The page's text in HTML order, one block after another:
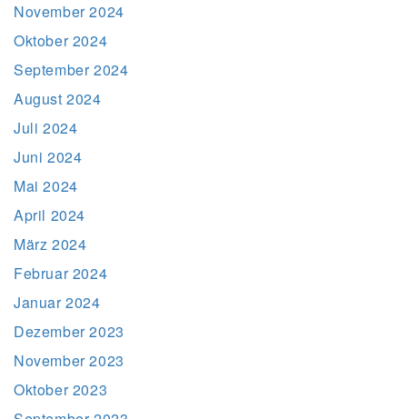
November 2024
Oktober 2024
September 2024
August 2024
Juli 2024
Juni 2024
Mai 2024
April 2024
März 2024
Februar 2024
Januar 2024
Dezember 2023
November 2023
Oktober 2023